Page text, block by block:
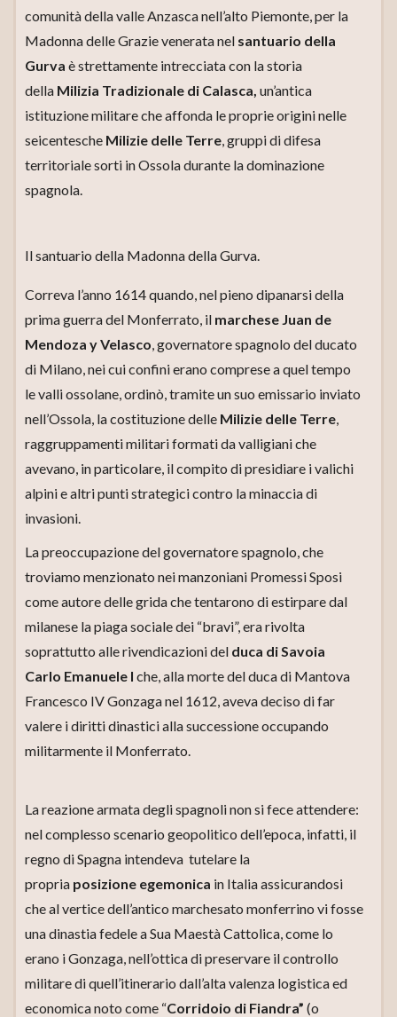
comunità della valle Anzasca nell’alto Piemonte, per la
Madonna delle Grazie venerata nel santuario della
Gurva è strettamente intrecciata con la storia
della Milizia Tradizionale di Calasca, un’antica
istituzione militare che affonda le proprie origini nelle
seicentesche Milizie delle Terre, gruppi di difesa
territoriale sorti in Ossola durante la dominazione
spagnola.
Il santuario della Madonna della Gurva.
Correva l’anno 1614 quando, nel pieno dipanarsi della
prima guerra del Monferrato, il marchese Juan de
Mendoza y Velasco, governatore spagnolo del ducato
di Milano, nei cui confini erano comprese a quel tempo
le valli ossolane, ordinò, tramite un suo emissario inviato
nell’Ossola, la costituzione delle Milizie delle Terre,
raggruppamenti militari formati da valligiani che
avevano, in particolare, il compito di presidiare i valichi
alpini e altri punti strategici contro la minaccia di
invasioni.
La preoccupazione del governatore spagnolo, che
troviamo menzionato nei manzoniani Promessi Sposi
come autore delle grida che tentarono di estirpare dal
milanese la piaga sociale dei “bravi”, era rivolta
soprattutto alle rivendicazioni del duca di Savoia
Carlo Emanuele I che, alla morte del duca di Mantova
Francesco IV Gonzaga nel 1612, aveva deciso di far
valere i diritti dinastici alla successione occupando
militarmente il Monferrato.
La reazione armata degli spagnoli non si fece attendere:
nel complesso scenario geopolitico dell’epoca, infatti, il
regno di Spagna intendeva tutelare la
propria posizione egemonica in Italia assicurandosi
che al vertice dell’antico marchesato monferrino vi fosse
una dinastia fedele a Sua Maestà Cattolica, come lo
erano i Gonzaga, nell’ottica di preservare il controllo
militare di quell’itinerario dall’alta valenza logistica ed
economica noto come “Corridoio di Fiandra” (o